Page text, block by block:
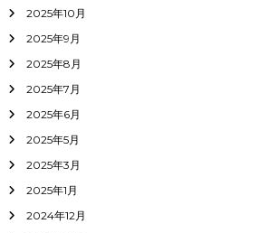
2025年10月
2025年9月
2025年8月
2025年7月
2025年6月
2025年5月
2025年3月
2025年1月
2024年12月